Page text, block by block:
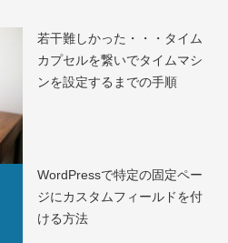
若干難しかった・・・タイム
カプセルを繋いでタイムマシ
ンを設定するまでの手順
WordPressで特定の固定ペー
ジにカスタムフィールドを付
ける方法